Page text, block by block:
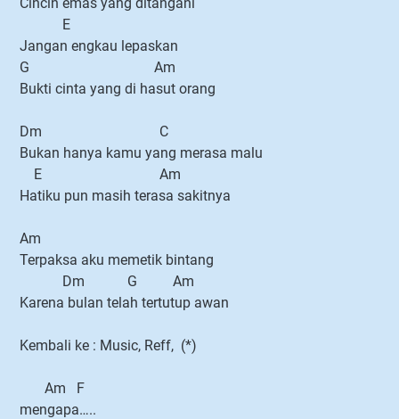
E
Jangan engkau lepaskan
G Am
Bukti cinta yang di hasut orang
Dm C
Bukan hanya kamu yang merasa malu
E Am
Hatiku pun masih terasa sakitnya
Am
Terpaksa aku memetik bintang
Dm G Am
Karena bulan telah tertutup awan
Kembali ke : Music, Reff, (*)
Am F
mengapa…..